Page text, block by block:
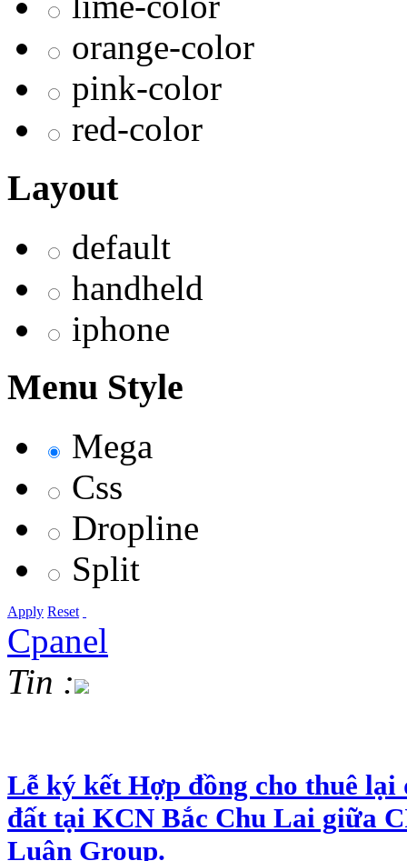
orange-color
pink-color
red-color
Layout
default
handheld
iphone
Menu Style
Mega
Css
Dropline
Split
Apply Reset
Cpanel
Tin :
Lễ ký kết Hợp đồng cho thuê lại
đất tại KCN Bắc Chu Lai giữa
Luân Group.